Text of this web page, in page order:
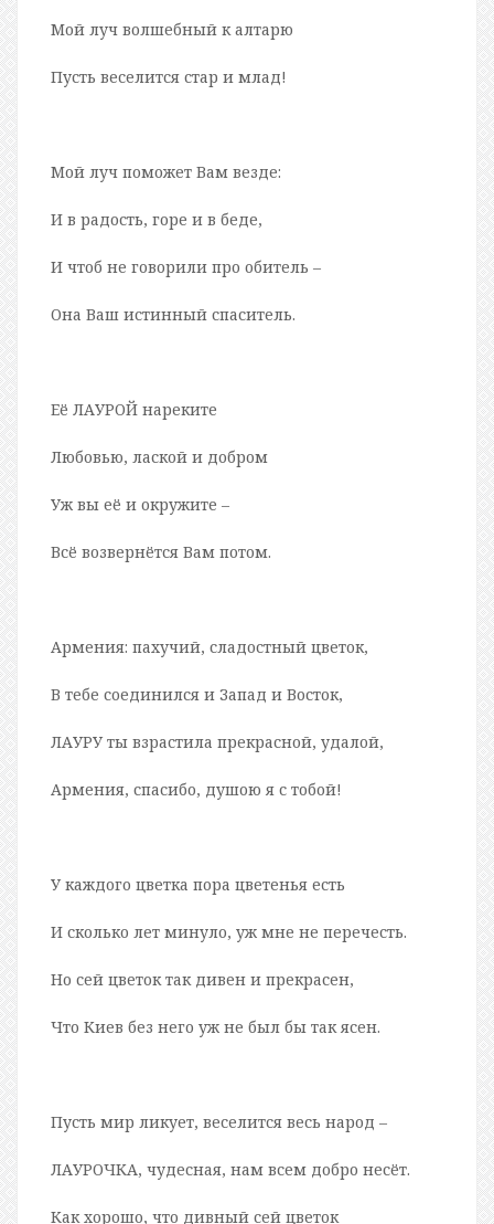
Мой луч волшебный к алтарю
Пусть веселится стар и млад!
Мой луч поможет Вам везде:
И в радость, горе и в беде,
И чтоб не говорили про обитель –
Она Ваш истинный спаситель.
Её ЛАУРОЙ нареките
Любовью, лаской и добром
Уж вы её и окружите –
Всё возвернётся Вам потом.
Армения: пахучий, сладостный цветок,
В тебе соединился и Запад и Восток,
ЛАУРУ ты взрастила прекрасной, удалой,
Армения, спасибо, душою я с тобой!
У каждого цветка пора цветенья есть
И сколько лет минуло, уж мне не перечесть.
Но сей цветок так дивен и прекрасен,
Что Киев без него уж не был бы так ясен.
Пусть мир ликует, веселится весь народ –
ЛАУРОЧКА, чудесная, нам всем добро несёт.
Как хорошо, что дивный сей цветок